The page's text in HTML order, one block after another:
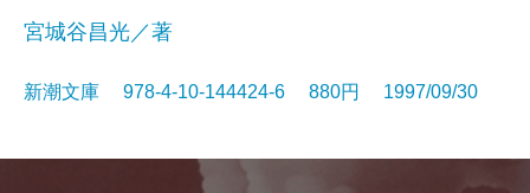
宮城谷昌光／著
新潮文庫 978-4-10-144424-6 880円 1997/09/30